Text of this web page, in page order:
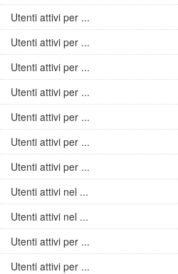
Utenti attivi per ...
Utenti attivi per ...
Utenti attivi per ...
Utenti attivi per ...
Utenti attivi per ...
Utenti attivi per ...
Utenti attivi per ...
Utenti attivi nel ...
Utenti attivi nel ...
Utenti attivi per ...
Utenti attivi per ...